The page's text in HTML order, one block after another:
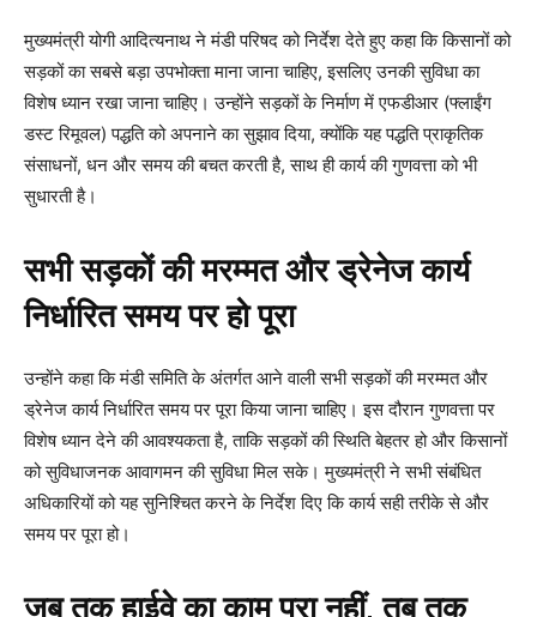
मुख्यमंत्री योगी आदित्यनाथ ने मंडी परिषद को निर्देश देते हुए कहा कि किसानों को
सड़कों का सबसे बड़ा उपभोक्ता माना जाना चाहिए, इसलिए उनकी सुविधा का
विशेष ध्यान रखा जाना चाहिए। उन्होंने सड़कों के निर्माण में एफडीआर (फ्लाईंग
डस्ट रिमूवल) पद्धति को अपनाने का सुझाव दिया, क्योंकि यह पद्धति प्राकृतिक
संसाधनों, धन और समय की बचत करती है, साथ ही कार्य की गुणवत्ता को भी
सुधारती है।
सभी सड़कों की मरम्मत और ड्रेनेज कार्य
निर्धारित समय पर हो पूरा
उन्होंने कहा कि मंडी समिति के अंतर्गत आने वाली सभी सड़कों की मरम्मत और
ड्रेनेज कार्य निर्धारित समय पर पूरा किया जाना चाहिए। इस दौरान गुणवत्ता पर
विशेष ध्यान देने की आवश्यकता है, ताकि सड़कों की स्थिति बेहतर हो और किसानों
को सुविधाजनक आवागमन की सुविधा मिल सके। मुख्यमंत्री ने सभी संबंधित
अधिकारियों को यह सुनिश्चित करने के निर्देश दिए कि कार्य सही तरीके से और
समय पर पूरा हो।
जब तक हाईवे का काम पूरा नहीं, तब तक